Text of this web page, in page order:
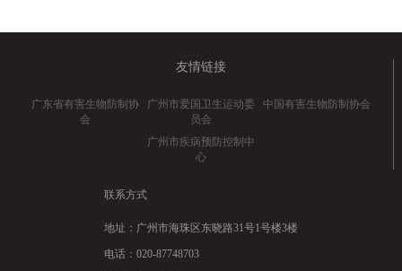
友情链接
广东省有害生物防制协
会
广州市爱国卫生运动委
员会
中国有害生物防制协会
广州市疾病预防控制中
心
联系方式
地址：广州市海珠区东晓路31号1号楼3楼
电话：020-87748703